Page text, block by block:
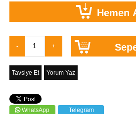
Tavsiye Et Yorum Yaz
WhatsApp Telegram